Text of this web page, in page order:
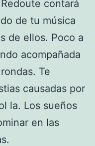
contará
de tu música
de ellos. Poco a
acompañada
Te
causadas por
la. Los sueños
en las